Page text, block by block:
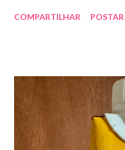
estado de alerta e melhora a
COMPARTILHAR